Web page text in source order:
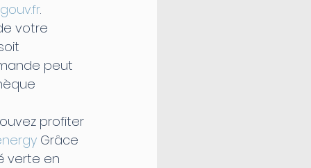
.
votre
peut
profiter
Grâce
verte en